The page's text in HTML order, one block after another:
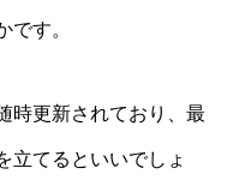
です。
時更新されており、最
立てるといいでしょ